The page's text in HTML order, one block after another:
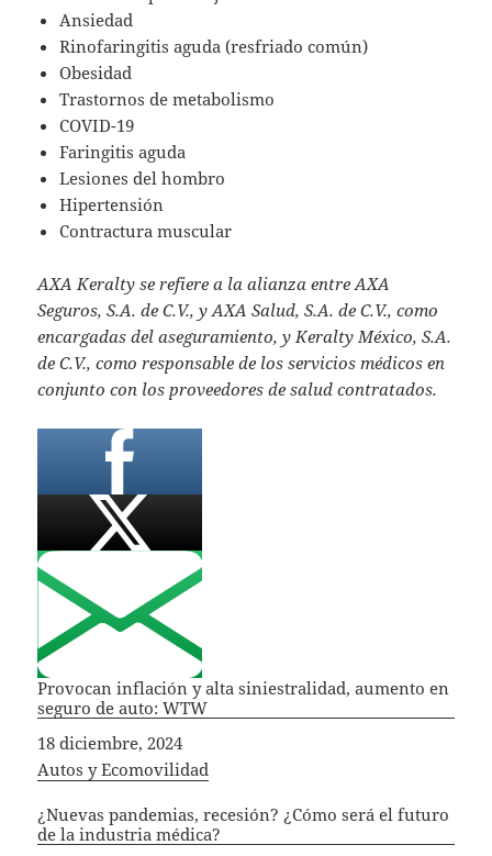
Ansiedad
Rinofaringitis aguda (resfriado común)
Obesidad
Trastornos de metabolismo
COVID-19
Faringitis aguda
Lesiones del hombro
Hipertensión
Contractura muscular
AXA Keralty se refiere a la alianza entre AXA
Seguros, S.A. de C.V., y AXA Salud, S.A. de C.V., como
encargadas del aseguramiento, y Keralty México, S.A.
de C.V., como responsable de los servicios médicos en
conjunto con los proveedores de salud contratados.
Provocan inflación y alta siniestralidad, aumento en
seguro de auto: WTW
Fecha
18 diciembre, 2024
In relation to
Autos y Ecomovilidad
¿Nuevas pandemias, recesión? ¿Cómo será el futuro
de la industria médica?